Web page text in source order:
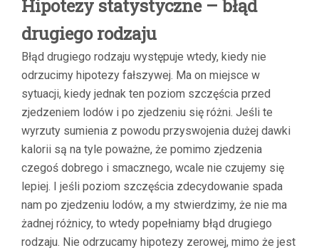
Hipotezy statystyczne – błąd
drugiego rodzaju
Błąd drugiego rodzaju występuje wtedy, kiedy nie
odrzucimy hipotezy fałszywej. Ma on miejsce w
sytuacji, kiedy jednak ten poziom szczęścia przed
zjedzeniem lodów i po zjedzeniu się różni. Jeśli te
wyrzuty sumienia z powodu przyswojenia dużej dawki
kalorii są na tyle poważne, że pomimo zjedzenia
czegoś dobrego i smacznego, wcale nie czujemy się
lepiej. I jeśli poziom szczęścia zdecydowanie spada
nam po zjedzeniu lodów, a my stwierdzimy, że nie ma
żadnej różnicy, to wtedy popełniamy błąd drugiego
rodzaju. Nie odrzucamy hipotezy zerowej, mimo że jest